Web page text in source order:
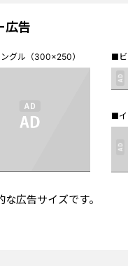
広告
グル（300×250） ■ビ
■イ
な広告サイズです。